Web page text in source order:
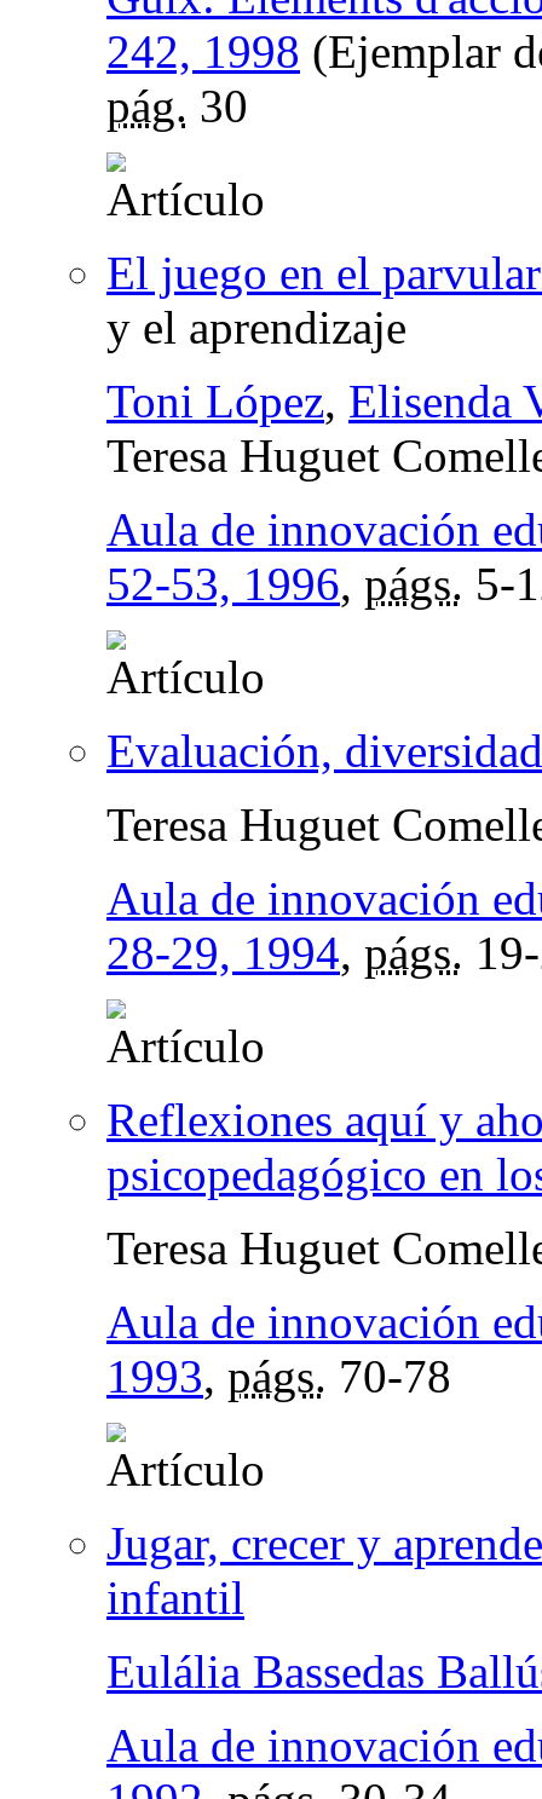
242, 1998 (Ejemplar
pág. 30
El juego en el
y el aprendizaje
Toni López, Elisenda
Teresa Huguet
Aula de innovación
52-53, 1996, págs. 5-
Evaluación,
Teresa Huguet
Aula de innovación
28-29, 1994, págs.
Reflexiones aquí y
psicopedagógico en
Teresa Huguet
Aula de innovación
1993, págs. 70-78
Jugar, crecer y
infantil
Eulália Bassedas
Aula de innovación